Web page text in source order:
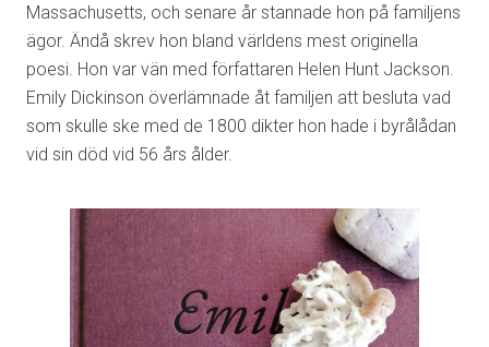
Massachusetts, och senare år stannade hon på familjens
ägor. Ändå skrev hon bland världens mest originella
poesi. Hon var vän med författaren Helen Hunt Jackson.
Emily Dickinson överlämnade åt familjen att besluta vad
som skulle ske med de 1800 dikter hon hade i byrålådan
vid sin död vid 56 års ålder.